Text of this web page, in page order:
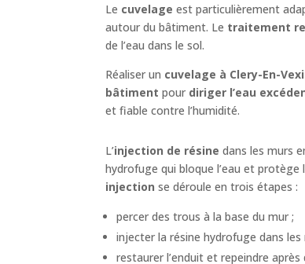
Le cuvelage est particulièrement
autour du bâtiment. Le traitement
de l’eau dans le sol.
Réaliser un cuvelage à Clery-En-
bâtiment pour diriger l’eau
et fiable contre l’humidité.
L’injection de résine dans les murs
hydrofuge qui bloque l’eau et
injection se déroule en trois étapes :
percer des trous à la base du mur ;
injecter la résine hydrofuge dans les
restaurer l’enduit et repeindre